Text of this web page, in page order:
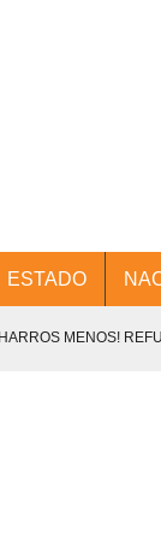
ESTADO
MENOS!
BETO